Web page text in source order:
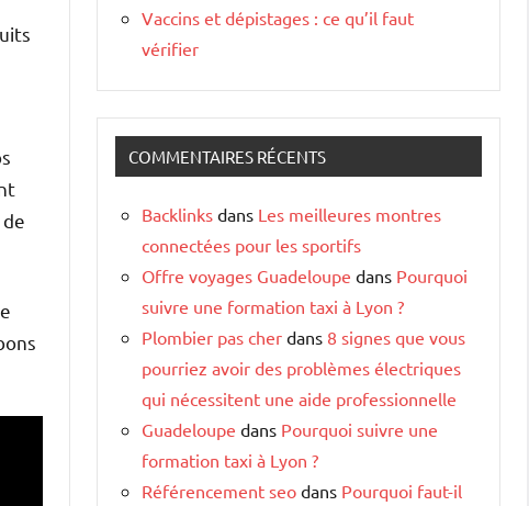
Vaccins et dépistages : ce qu’il faut
vérifier
COMMENTAIRES RÉCENTS
Backlinks dans Les meilleures montres
connectées pour les sportifs
Offre voyages Guadeloupe dans Pourquoi
suivre une formation taxi à Lyon ?
Plombier pas cher dans 8 signes que vous
pourriez avoir des problèmes électriques
qui nécessitent une aide professionnelle
Guadeloupe dans Pourquoi suivre une
formation taxi à Lyon ?
Référencement seo dans Pourquoi faut-il